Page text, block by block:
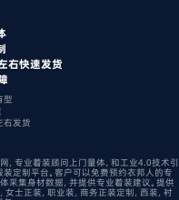
右快速发货
型
右发货
，专业着装顾问上门量体，和工业4.0技术引
定制平台。客户可以免费预约衣邦人的专
采集身材数据，并提供专业着装建议。提供
女士正装，职业装，商务正装定制，西装，衬